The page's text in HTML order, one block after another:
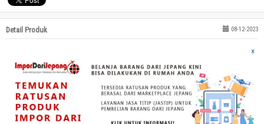
Detail Produk 08-12-2023